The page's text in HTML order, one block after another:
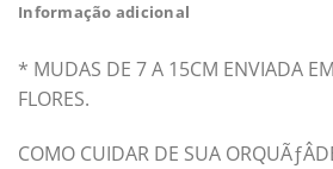
Informação adicional
* MUDAS DE 7 A 15CM ENVIADA
FLORES.
COMO CUIDAR DE SUA